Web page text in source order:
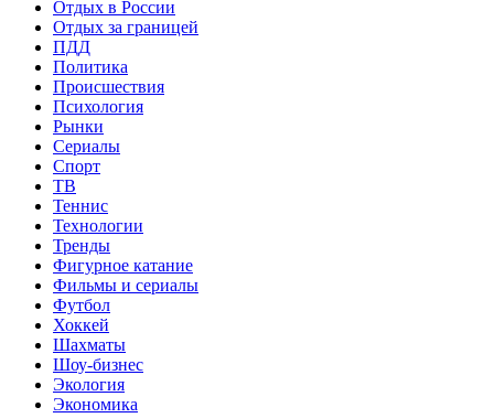
Отдых в России
Отдых за границей
ПДД
Политика
Происшествия
Психология
Рынки
Сериалы
Спорт
ТВ
Теннис
Технологии
Тренды
Фигурное катание
Фильмы и сериалы
Футбол
Хоккей
Шахматы
Шоу-бизнес
Экология
Экономика